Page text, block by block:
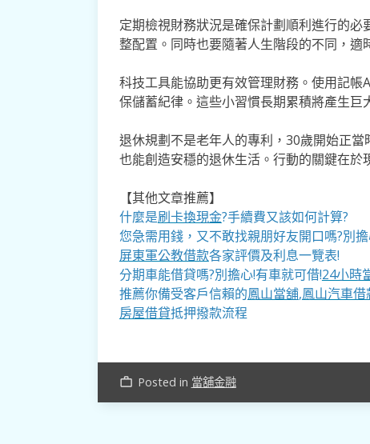
定期檢視財務狀況是確保計劃順利進行的
整配置。同時也要隨著人生階段的不同，適
科技工具能協助更有效管理財務。使用記
保儲蓄紀律。這些小習慣長期累積將產生巨
退休規劃不是老年人的專利，30歲開始正
也能創造安穩的退休生活。行動的關鍵在於
【其他文章推薦】
什麼是刷卡換現金?手續費又該如何計算?
您急需用錢，又不敢找親朋好友開口嗎?別擔
屏東軍公教借款各家評價及利息一覽表!
分期車能借貸嗎?別擔心!有車就可借!24小時
推薦你備受客戶信賴的鳳山當舖,鳳山汽車借
房屋借貸抵押撥款流程
work_outline Posted in 當舖金融